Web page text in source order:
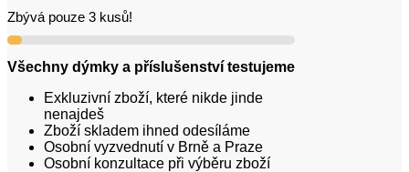
Zbývá pouze 3 kusů!
Všechny dýmky a příslušenství testujeme
Exkluzivní zboží, které nikde jinde
nenajdeš
Zboží skladem ihned odesíláme
Osobní vyzvednutí v Brně a Praze
Osobní konzultace při výběru zboží